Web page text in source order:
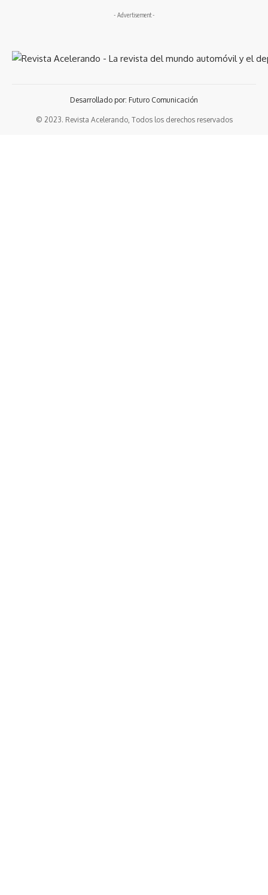
- Advertisement -
© 2023. Revista Acelerando, Todos los derechos reservados
Desarrollado por: Futuro Comunicación